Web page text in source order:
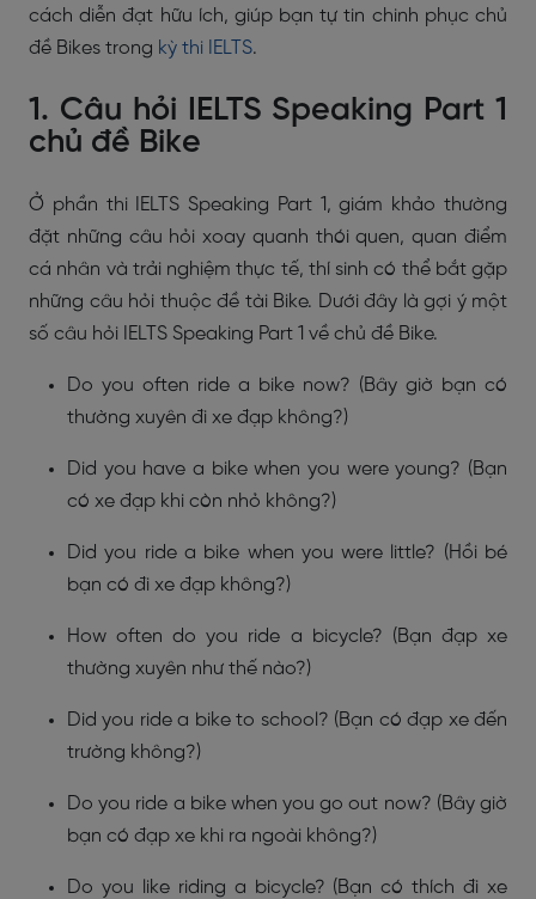
cách diễn đạt hữu ích, giúp bạn tự tin chinh phục chủ
đề Bikes trong kỳ thi IELTS.
1. Câu hỏi IELTS Speaking Part 1
chủ đề Bike
Ở phần thi IELTS Speaking Part 1, giám khảo thường
đặt những câu hỏi xoay quanh thói quen, quan điểm
cá nhân và trải nghiệm thực tế, thí sinh có thể bắt gặp
những câu hỏi thuộc đề tài Bike. Dưới đây là gợi ý một
số câu hỏi IELTS Speaking Part 1 về chủ đề Bike.
Do you often ride a bike now? (Bây giờ bạn có
thường xuyên đi xe đạp không?)
Did you have a bike when you were young? (Bạn
có xe đạp khi còn nhỏ không?)
Did you ride a bike when you were little? (Hồi bé
bạn có đi xe đạp không?)
How often do you ride a bicycle? (Bạn đạp xe
thường xuyên như thế nào?)
Did you ride a bike to school? (Bạn có đạp xe đến
trường không?)
Do you ride a bike when you go out now? (Bây giờ
bạn có đạp xe khi ra ngoài không?)
Do you like riding a bicycle? (Bạn có thích đi xe